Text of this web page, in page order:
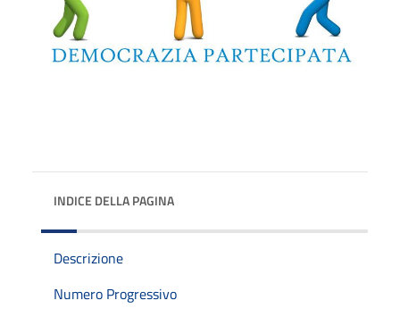
INDICE DELLA PAGINA
Descrizione
Numero Progressivo